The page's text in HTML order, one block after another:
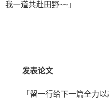
我一道共赴田野~~」
发表论文
「留一行给下一篇全力以